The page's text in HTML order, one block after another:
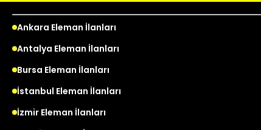
Ankara Eleman İlanları
Antalya Eleman İlanları
Bursa Eleman İlanları
İstanbul Eleman İlanları
İzmir Eleman İlanları